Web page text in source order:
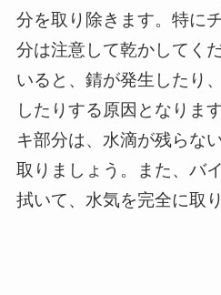
分を取り除きます。特に
分は注意して乾かしてく
いると、錆が発生したり
したりする原因となりま
キ部分は、水滴が残らな
取りましょう。また、バ
拭いて、水気を完全に取